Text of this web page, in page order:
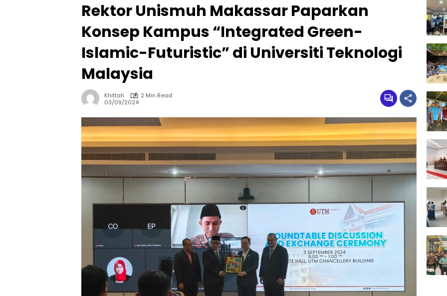
Rektor Unismuh Makassar Paparkan
Konsep Kampus “Integrated Green-
Islamic-Futuristic” di Universiti Teknologi
Malaysia
Khittah
2 Min Read
03/09/2024